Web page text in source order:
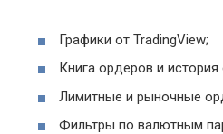
Графики от TradingView;
Книга ордеров и история
Лимитные и рыночные
Фильтры по валютным